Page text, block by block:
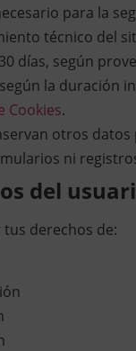
para la
técnico del
días, según
según la duración
Cookies.
otros datos
ni
del
derechos de: